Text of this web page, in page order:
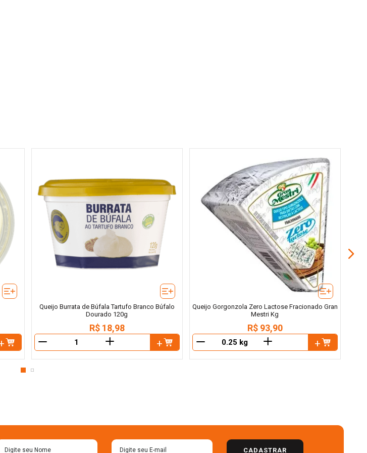
Queijo Burrata de Búfala Tartufo Branco Búfalo
Dourado 120g
R$ 18,98
＋
Queijo Gorgonzola Zero Lactose Fracionado Gran
Mestri Kg
R$ 93,90
＋
CADASTRAR